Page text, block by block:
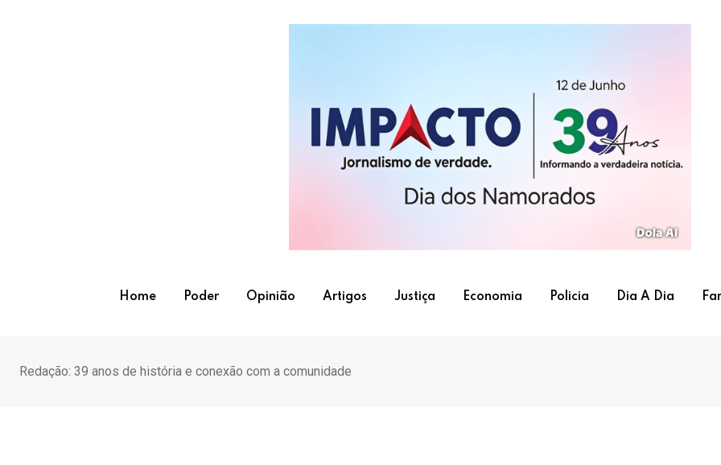
Home Poder Opinião Artigos Justiça Economia Policia Dia A Dia
Redação: 39 anos de história e conexão com a comunidade